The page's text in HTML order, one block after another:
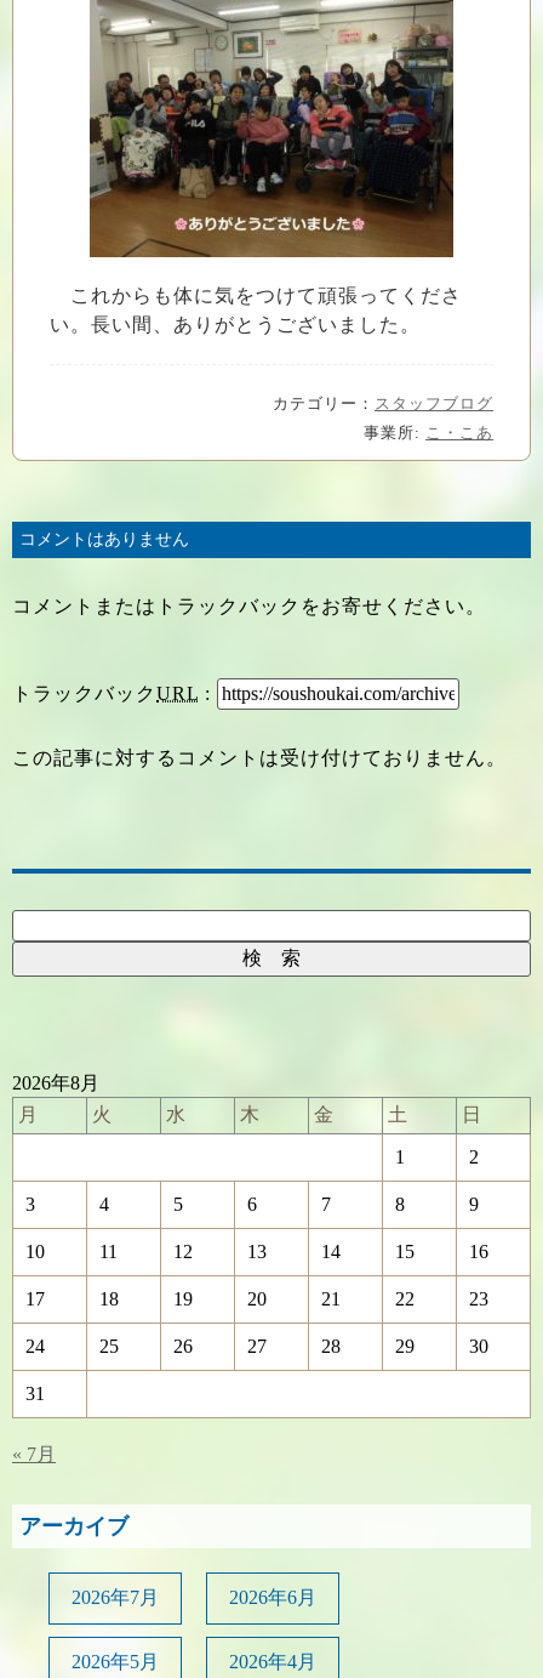
これからも体に気をつけて頑張ってくださ
い。長い間、ありがとうございました。
カテゴリー： スタッフブログ
事業所: こ・こあ
コメントはありません
コメントまたはトラックバックをお寄せください。
トラックバックURL :
この記事に対するコメントは受け付けておりません。
2026年8月
月
火 水 木 金 土 日
1 2
3 4 5 6 7 8 9
10 11 12 13 14 15 16
17 18 19 20 21 22 23
24 25 26 27 28 29 30
31
« 7月
アーカイブ
2026年7月 2026年6月
2026年5月 2026年4月